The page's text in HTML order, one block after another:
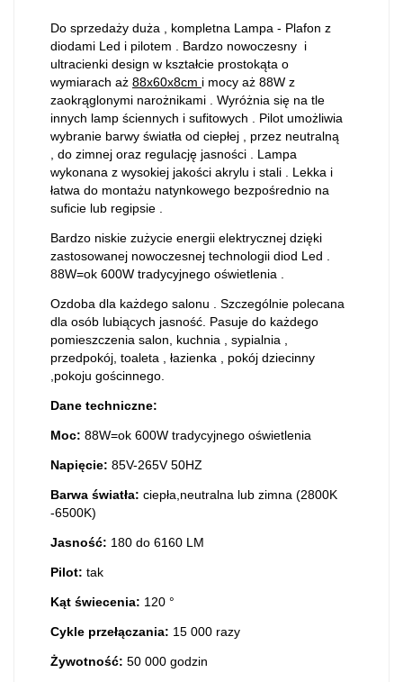
Do sprzedaży duża , kompletna Lampa - Plafon z
diodami Led i pilotem . Bardzo nowoczesny i
ultracienki design w kształcie prostokąta o
wymiarach aż 88x60x8cm i mocy aż 88W z
zaokrąglonymi narożnikami . Wyróżnia się na tle
innych lamp ściennych i sufitowych . Pilot umożliwia
wybranie barwy światła od ciepłej , przez neutralną
, do zimnej oraz regulację jasności . Lampa
wykonana z wysokiej jakości akrylu i stali . Lekka i
łatwa do montażu natynkowego bezpośrednio na
suficie lub regipsie .
Bardzo niskie zużycie energii elektrycznej dzięki
zastosowanej nowoczesnej technologii diod Led .
88W=ok 600W tradycyjnego oświetlenia .
Ozdoba dla każdego salonu . Szczególnie polecana
dla osób lubiących jasność. Pasuje do każdego
pomieszczenia salon, kuchnia , sypialnia ,
przedpokój, toaleta , łazienka , pokój dziecinny
,pokoju gościnnego.
Dane techniczne:
Moc: 88W=ok 600W tradycyjnego oświetlenia
Napięcie: 85V-265V 50HZ
Barwa światła: ciepła,neutralna lub zimna (2800K
-6500K)
Jasność: 180 do 6160 LM
Pilot: tak
Kąt świecenia: 120 °
Cykle przełączania: 15 000 razy
Żywotność: 50 000 godzin